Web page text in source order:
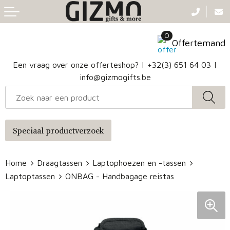
Een vraag over onze offerteshop? | +32(3) 651 64 03 |
info@gizmogifts.be
0
Offertemand
Klokken, horloges en weerstations
Sleutelhangers en Lanyards
Lampen en Gereedschap
Snoepgoed
Badtextiel en Douche
Handschoenen en Sjaals
Blazers
Jassen
Hoofdbanden
Heuptassen
Papieren tassen
Reistassen
Autotassen
Speciaal productverzoek
Home Draagtassen
Laptophoezen en -tassen
Laptoptassen
ONBAG - Handbagage reistas